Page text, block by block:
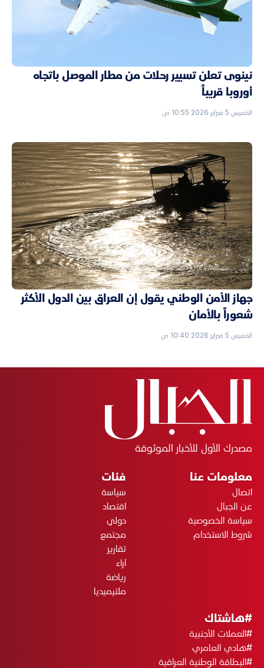
نينوى تعلن تسيير رحلات من مطار الموصل باتجاه
أوروبا قريباً
الخميس 5 فبراير 2026 10:55 ص
جهاز الأمن الوطني يقول إن العراق بين الدول الأكثر
شعوراً بالأمان
الخميس 5 فبراير 2026 10:40 ص
مصدرك الأول للأخبار الموثوقة
معلومات عنا
اتصال
عن الجبال
سياسة الخصوصية
شروط الاستخدام
فئات
سياسة
اقتصاد
دولي
مجتمع
تقارير
آراء
رياضة
ملتيميديا
#هاشتاك
#العملات الأجنبية
#هادي العامري
#البطاقة الوطنية العراقية